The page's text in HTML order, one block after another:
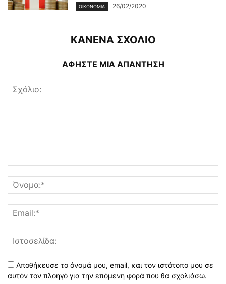
ΟΙΚΟΝΟΜΊΑ 26/02/2020
ΚΑΝΕΝΑ ΣΧΟΛΙΟ
ΑΦΗΣΤΕ ΜΙΑ ΑΠΑΝΤΗΣΗ
Αποθήκευσε το όνομά μου, email, και τον ιστότοπο μου σε
αυτόν τον πλοηγό για την επόμενη φορά που θα σχολιάσω.